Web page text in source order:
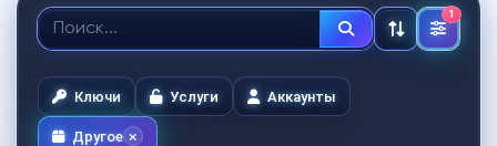
1
Ключи Услуги Аккаунты
Другое